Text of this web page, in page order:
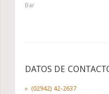
Bar
DATOS DE
(02942) 42-2637